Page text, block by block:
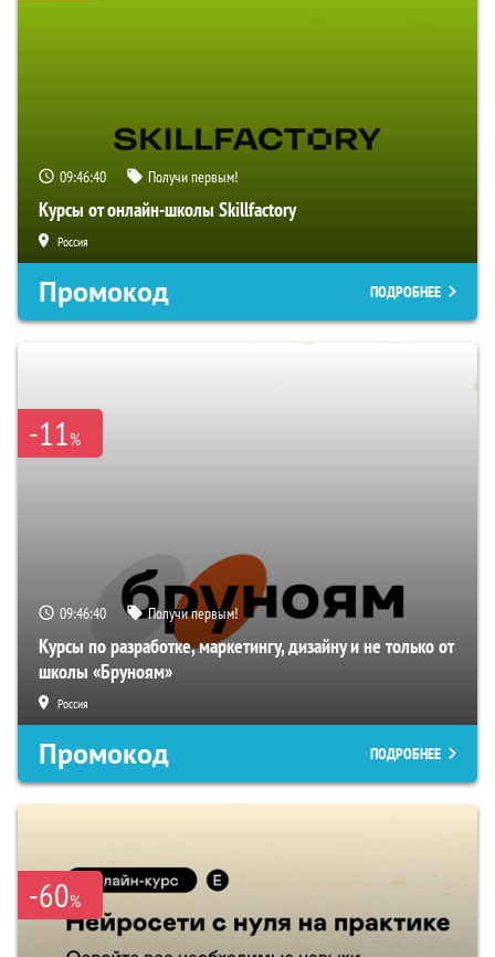
09:46:39 Получи первым!
Курсы от онлайн-школы Skillfactory
Россия
Промокод ПОДРОБНЕЕ
-11%
09:46:39 Получи первым!
Курсы по разработке, маркетингу, дизайну и не только от
школы «Бруноям»
Россия
Промокод ПОДРОБНЕЕ
-60%